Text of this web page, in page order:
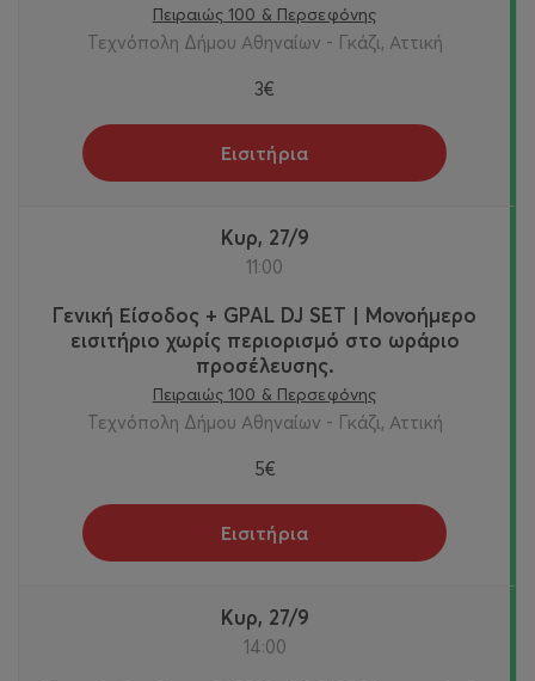
Πειραιώς 100 & Περσεφόνης
Τεχνόπολη Δήμου Αθηναίων - Γκάζι, Αττική
3€
Εισιτήρια
Κυρ, 27/9
11:00
Γενική Είσοδος + GPAL DJ SET | Μονοήμερο
εισιτήριο χωρίς περιορισμό στο ωράριο
προσέλευσης.
Πειραιώς 100 & Περσεφόνης
Τεχνόπολη Δήμου Αθηναίων - Γκάζι, Αττική
5€
Εισιτήρια
Κυρ, 27/9
14:00